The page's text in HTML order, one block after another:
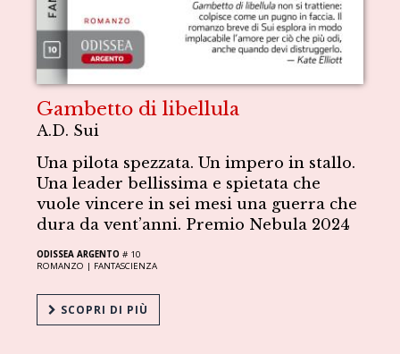
Gambetto di libellula
A.D. Sui
Una pilota spezzata. Un impero in stallo.
Una leader bellissima e spietata che
vuole vincere in sei mesi una guerra che
dura da vent’anni. Premio Nebula 2024
ODISSEA ARGENTO # 10
ROMANZO | FANTASCIENZA
SCOPRI DI PIÙ